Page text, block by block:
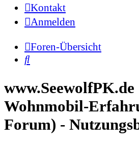
Kontakt
Anmelden
Foren-Übersicht
Wohnmobil-
Forum) -